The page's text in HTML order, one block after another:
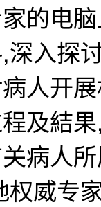
的电
入探
人开
及結
病人
威专